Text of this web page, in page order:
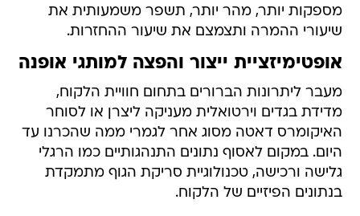
מספקות יותר, מהר יותר, תשפר משמעותית את
שיעורי ההמרה ותצמצם את שיעור ההחזרות.
אופטימיזציית ייצור והפצה למותגי אופנה
מעבר ליתרונות הברורים בתחום חוויית הלקוח,
מדידת בגדים וירטואלית מעניקה ליצרן או לסוחר
האיקומרס דאטה מסוג אחר לגמרי ממה שהכרנו עד
היום. במקום לאסוף נתונים התנהגותיים כמו הרגלי
גלישה ורכישה, טכנולוגיית סריקת הגוף מתמקדת
בנתונים הפיזיים של הלקוח.